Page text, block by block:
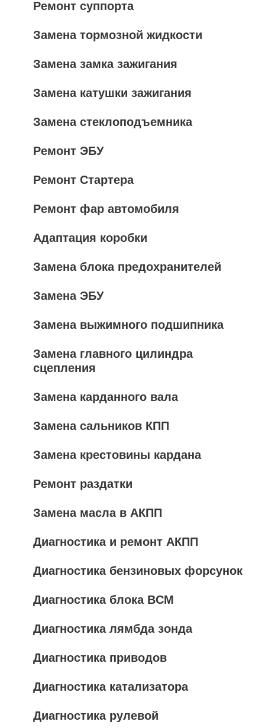
Ремонт суппорта
Замена тормозной жидкости
Замена замка зажигания
Замена катушки зажигания
Замена стеклоподъемника
Ремонт ЭБУ
Ремонт Стартера
Ремонт фар автомобиля
Адаптация коробки
Замена блока предохранителей
Замена ЭБУ
Замена выжимного подшипника
Замена главного цилиндра
сцепления
Замена карданного вала
Замена сальников КПП
Замена крестовины кардана
Ремонт раздатки
Замена масла в АКПП
Диагностика и ремонт АКПП
Диагностика бензиновых форсунок
Диагностика блока BCM
Диагностика лямбда зонда
Диагностика приводов
Диагностика катализатора
Диагностика рулевой